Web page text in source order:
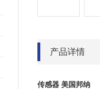
产品详情
传感器 美国邦纳